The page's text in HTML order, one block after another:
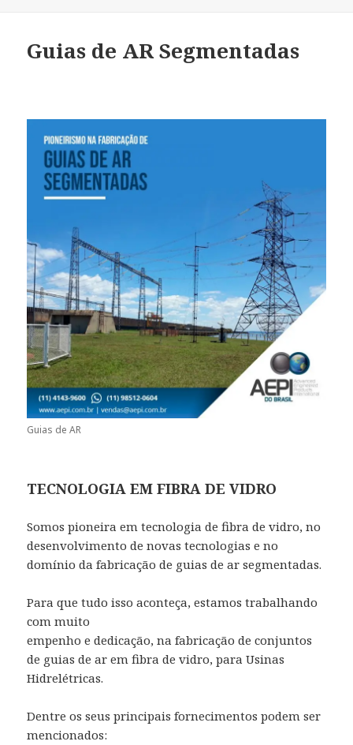
Guias de AR Segmentadas
Guias de AR
TECNOLOGIA EM FIBRA DE VIDRO
Somos pioneira em tecnologia de fibra de vidro, no
desenvolvimento de novas tecnologias e no
domínio da fabricação de guias de ar segmentadas.
Para que tudo isso aconteça, estamos trabalhando
com muito
empenho e dedicação, na fabricação de conjuntos
de guias de ar em fibra de vidro, para Usinas
Hidrelétricas.
Dentre os seus principais fornecimentos podem ser
mencionados: